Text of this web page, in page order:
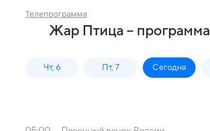
Телепрограмма
Жар Птица –
Чт, 6 Пт, 7 Сегодня